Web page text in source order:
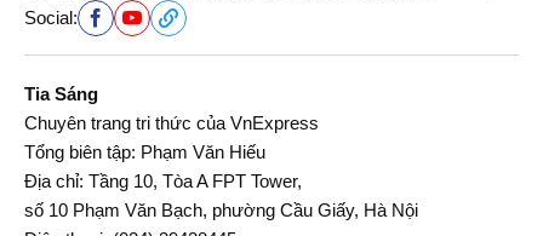
Social:
Tia Sáng
Chuyên trang tri thức của VnExpress
Tổng biên tập: Phạm Văn Hiếu
Địa chỉ: Tầng 10, Tòa A FPT Tower,
số 10 Phạm Văn Bạch, phường Cầu Giấy, Hà Nội